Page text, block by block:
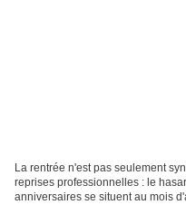
La rentrée n'est pas seulement
reprises professionnelles : le
anniversaires se situent au mois